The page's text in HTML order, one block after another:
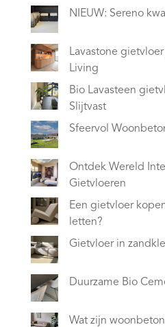
NIEUW: Sereno
Lavastone
Living
Bio Lavasteen
Slijtvast
Sfeervol
Ontdek Wereld
Gietvloeren
Een gietvloer
letten?
Gietvloer in
Duurzame Bio
Wat zijn